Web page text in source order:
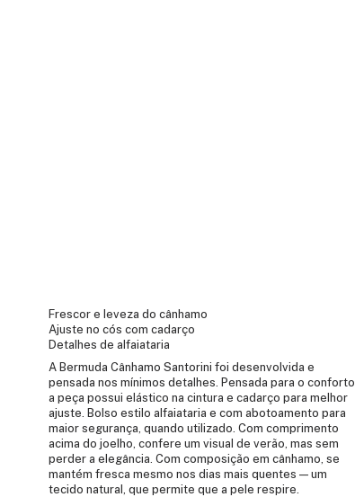
Frescor e leveza do cânhamo
Ajuste no cós com cadarço
Detalhes de alfaiataria
A Bermuda Cânhamo Santorini foi desenvolvida e
pensada nos mínimos detalhes. Pensada para o conforto,
a peça possui elástico na cintura e cadarço para melhor
ajuste. Bolso estilo alfaiataria e com abotoamento para
maior segurança, quando utilizado. Com comprimento
acima do joelho, confere um visual de verão, mas sem
perder a elegância. Com composição em cânhamo, se
mantém fresca mesmo nos dias mais quentes — um
tecido natural, que permite que a pele respire.